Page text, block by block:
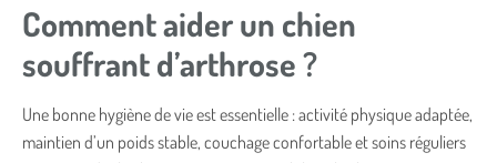
Comment aider un chien
souffrant d’arthrose ?
Une bonne hygiène de vie est essentielle : activité physique adaptée,
maintien d’un poids stable, couchage confortable et soins réguliers